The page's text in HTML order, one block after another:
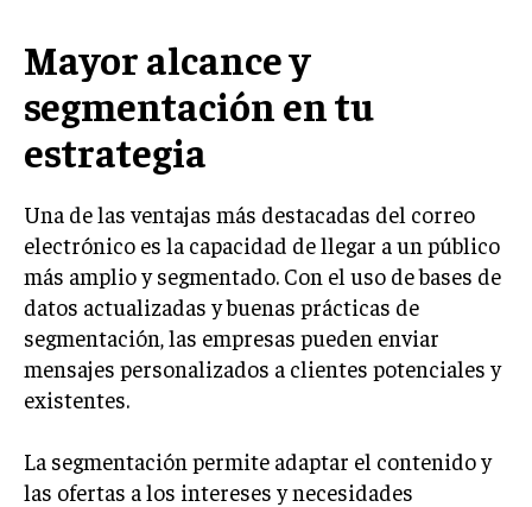
GESTIÓN DE PRODUCTOS
COMUNICACIÓN CORPORATIVA
GESTIÓN DE MARCA
ANÁLISIS DE COMPETENCIA
GESTIÓN DE CLIENTES
EMPRENDIMIENTO
INNOVACIÓN EMPRESARIAL
GESTIÓN DEL CAMBIO
HABILIDADES DIRECTIVAS
Mayor alcance y
segmentación en tu
estrategia
Una de las ventajas más destacadas del correo
electrónico es la capacidad de llegar a un público
más amplio y segmentado. Con el uso de bases de
datos actualizadas y buenas prácticas de
segmentación, las empresas pueden enviar
mensajes personalizados a clientes potenciales y
existentes.
La segmentación permite adaptar el contenido y
las ofertas a los intereses y necesidades